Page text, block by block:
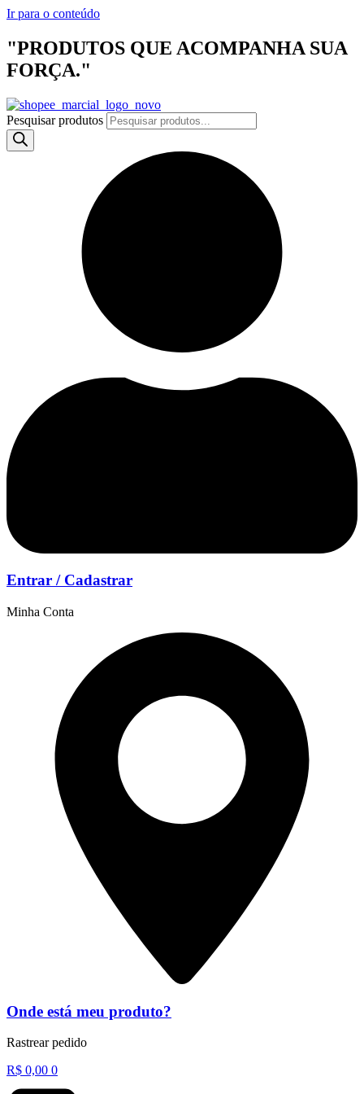
Ir para o conteúdo
"PRODUTOS QUE ACOMPANHA SUA
FORÇA."
Pesquisar produtos
Entrar / Cadastrar
Minha Conta
Onde está meu produto?
Rastrear pedido
R$ 0,00 0